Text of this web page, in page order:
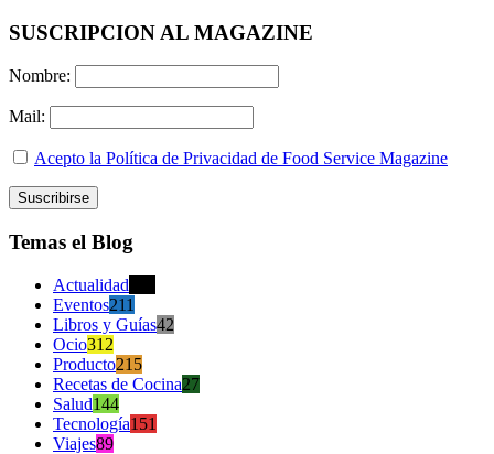
SUSCRIPCION AL MAGAZINE
Nombre:
Mail:
Acepto la Política de Privacidad de Food Service Magazine
Temas el Blog
Actualidad
Eventos211
Libros y Guías42
Ocio312
Producto215
Recetas de Cocina27
Salud144
Tecnología151
Viajes89